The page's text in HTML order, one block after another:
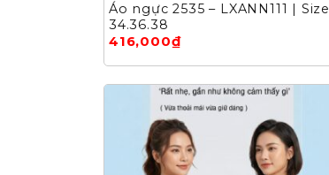
Áo ngực 2535 – LXANN111 | Size
34.36.38
416,000₫